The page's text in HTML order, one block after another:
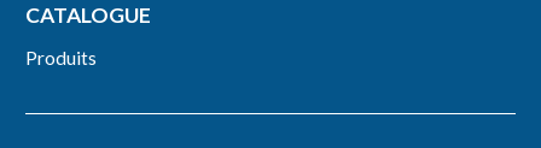
CATALOGUE
Produits